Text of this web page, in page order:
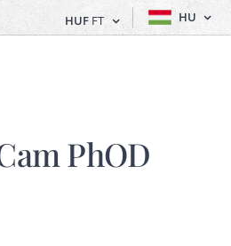
HUFFT HU
PhOD